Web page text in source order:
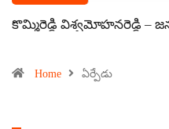
కొమ్మిరెడ్డి విశ్వమోహనరెడ్డి –
Home ఏర్పేడు